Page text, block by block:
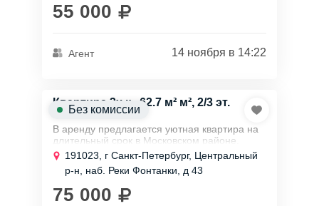
55 000
Агент 14 ноября в 14:22
Квартира 3х к., 62.7 м² м², 2/3 эт.
В аренду предлагается уютная квартира на
длительный срок в Московском районе.
Эта светлая и теплая жилплощадь
отличается качественным ремонтом.
В квартире две...
191023, г Санкт-Петербург, Центральный
р-н, наб. Реки Фонтанки, д 43
75 000
Без комиссии